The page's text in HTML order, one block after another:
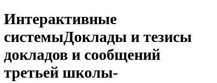
Интерактивные
системыДоклады и тезисы
докладов и сообщений
третьей школы-